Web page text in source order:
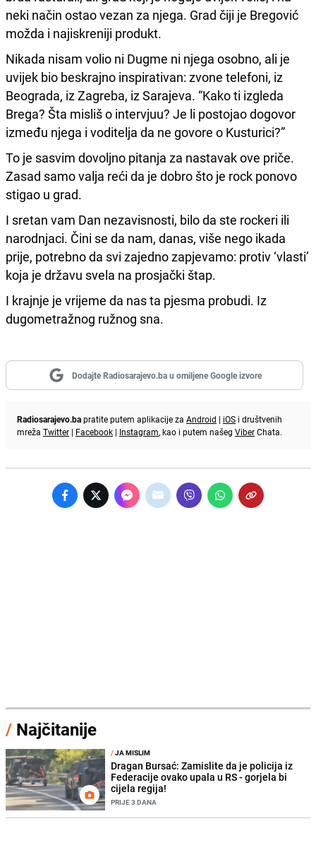
neki način ostao vezan za njega. Grad čiji je Bregović
možda i najiskreniji produkt.
Nikada nisam volio ni Dugme ni njega osobno, ali je
uvijek bio beskrajno inspirativan: zvone telefoni, iz
Beograda, iz Zagreba, iz Sarajeva. “Kako ti izgleda
Brega? Šta misliš o intervjuu? Je li postojao dogovor
između njega i voditelja da ne govore o Kusturici?”
To je sasvim dovoljno pitanja za nastavak ove priče.
Zasad samo valja reći da je dobro što je rock ponovo
stigao u grad.
I sretan vam Dan nezavisnosti, bilo da ste rockeri ili
narodnjaci. Čini se da nam, danas, više nego ikada
prije, potrebno da svi zajedno zapjevamo: protiv ‘vlasti’
koja je državu svela na prosjački štap.
I krajnje je vrijeme da nas ta pjesma probudi. Iz
dugometražnog ružnog sna.
Dodajte Radiosarajevo.ba u omiljene Google izvore
Radiosarajevo.bapratite putem aplikacije za Android | iOS i društvenih
mreža Twitter | Facebook | Instagram, kao i putem našeg ViberChata.
/ Najčitanije
/JA MISLIM
Dragan Bursać: Zamislite da je policija iz
Federacije ovako upala u RS - gorjela bi
cijela regija!
PRIJE 3 DANA